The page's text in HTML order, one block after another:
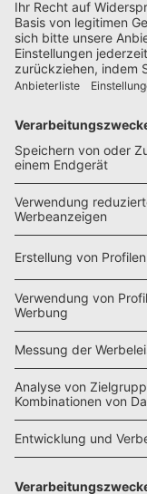
JETZT
DIY &
DIY-Camperausbau
und Bauen
inspirierende
jetzt kostenlos das
individuell, funktional
Jetzt